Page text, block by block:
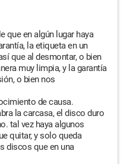
que en algún lugar haya
la etiqueta en un
que al desmontar, o bien
muy limpia, y la garantía
o bien nos
de causa.
la carcasa, el disco duro
tal vez haya algunos
quitar, y solo queda
discos que en una